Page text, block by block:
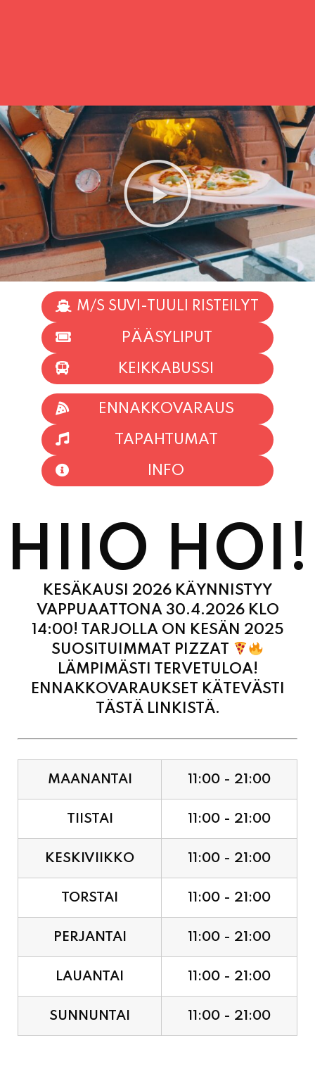
M/S SUVI-TUULI RISTEILYT
PÄÄSYLIPUT
KEIKKABUSSI
ENNAKKOVARAUS
TAPAHTUMAT
HIIO HOI!
KESÄKAUSI 2026 KÄYNNISTYY
VAPPUAATTONA 30.4.2026 KLO
14:00! TARJOLLA ON KESÄN 2025
SUOSITUIMMAT PIZZAT
LÄMPIMÄSTI TERVETULOA!
ENNAKKOVARAUKSET KÄTEVÄSTI
TÄSTÄ LINKISTÄ.
MAANANTAI 11:00 - 21:00
TIISTAI 11:00 - 21:00
KESKIVIIKKO 11:00 - 21:00
TORSTAI 11:00 - 21:00
PERJANTAI 11:00 - 21:00
LAUANTAI 11:00 - 21:00
SUNNUNTAI 11:00 - 21:00